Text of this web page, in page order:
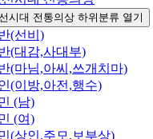
시대 전통의상 하위분류 열기
(선비)
(대감,사대부)
(마님,아씨,쓰개치마)
(이방,아전,행수)
(남)
(여)
(상인,주모,보부상)